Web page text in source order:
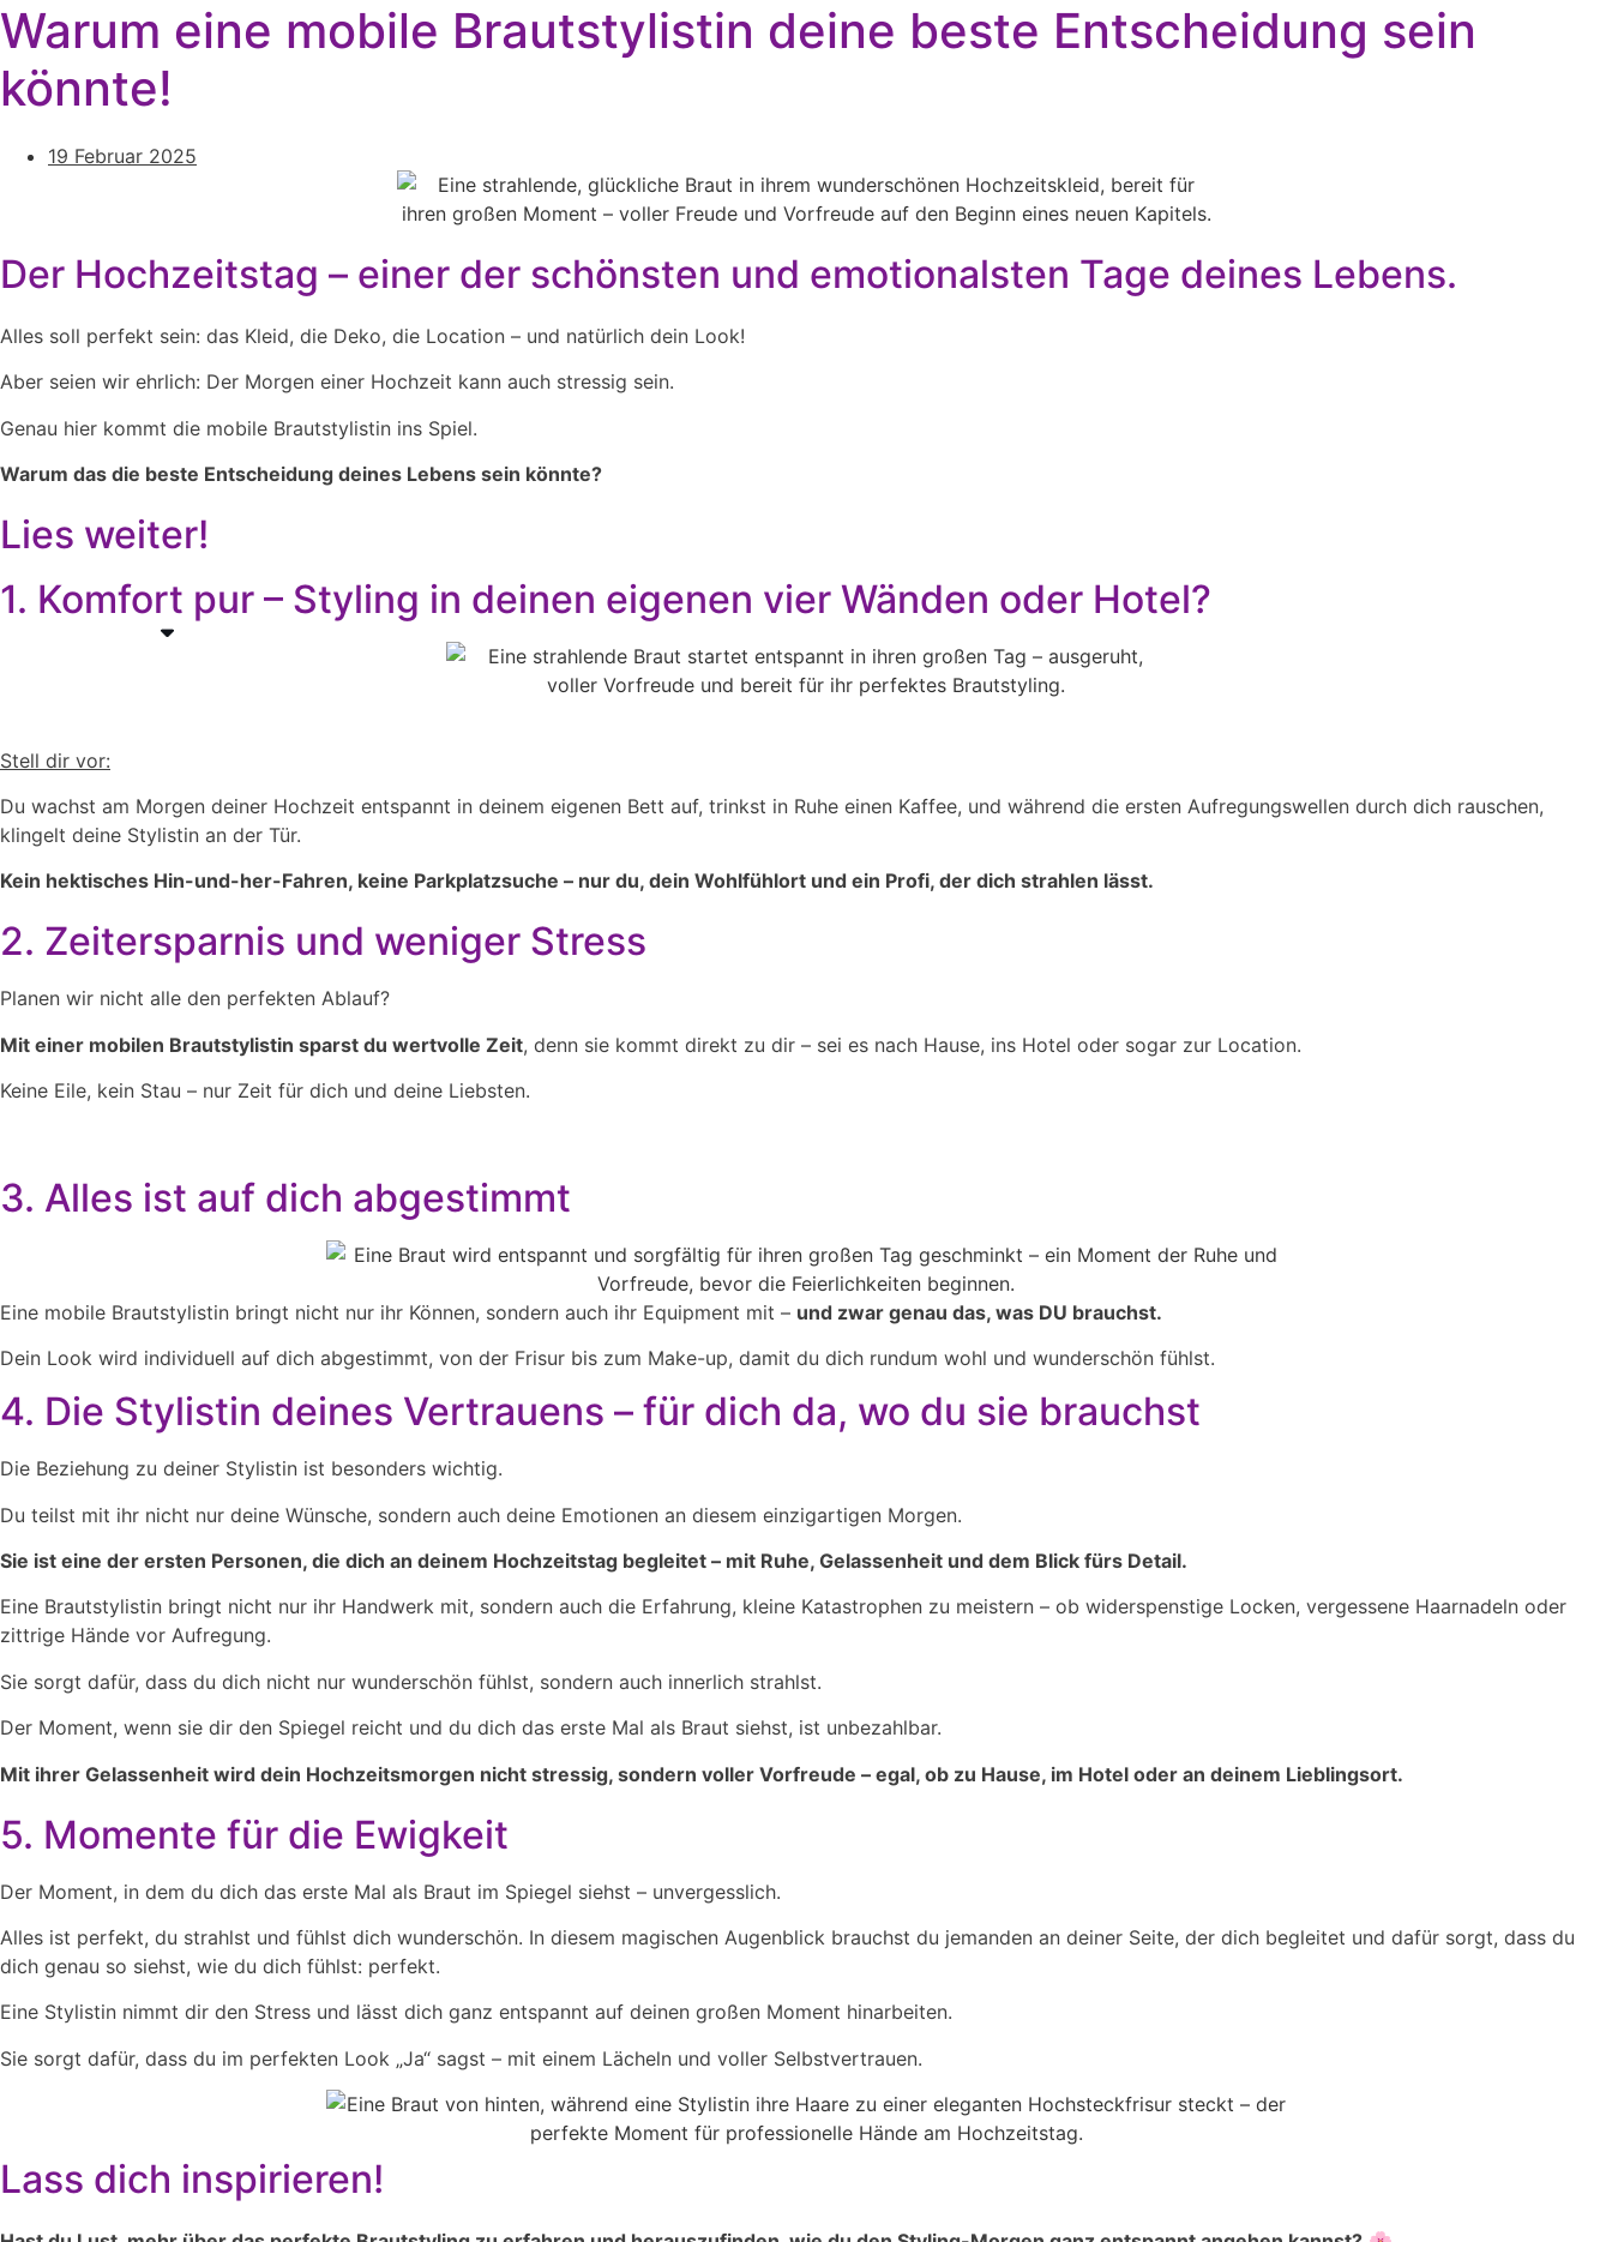
Warum eine mobile Brautstylistin deine beste Entscheidung sein
könnte!
19 Februar 2025
Der Hochzeitstag – einer der schönsten und emotionalsten Tage deines Lebens.
Alles soll perfekt sein: das Kleid, die Deko, die Location – und natürlich dein Look!
Aber seien wir ehrlich: Der Morgen einer Hochzeit kann auch stressig sein.
Genau hier kommt die mobile Brautstylistin ins Spiel.
Warum das die beste Entscheidung deines Lebens sein könnte?
Lies weiter!
1. Komfort pur – Styling in deinen eigenen vier Wänden oder Hotel?
Stell dir vor:
Du wachst am Morgen deiner Hochzeit entspannt in deinem eigenen Bett auf, trinkst in Ruhe einen Kaffee, und während die ersten Aufregungswellen durch dich rauschen,
klingelt deine Stylistin an der Tür.
Kein hektisches Hin-und-her-Fahren, keine Parkplatzsuche – nur du, dein Wohlfühlort und ein Profi, der dich strahlen lässt.
2. Zeitersparnis und weniger Stress
Planen wir nicht alle den perfekten Ablauf?
Mit einer mobilen Brautstylistin sparst du wertvolle Zeit, denn sie kommt direkt zu dir – sei es nach Hause, ins Hotel oder sogar zur Location.
Keine Eile, kein Stau – nur Zeit für dich und deine Liebsten.
3. Alles ist auf dich abgestimmt
Eine mobile Brautstylistin bringt nicht nur ihr Können, sondern auch ihr Equipment mit – und zwar genau das, was DU brauchst.
Dein Look wird individuell auf dich abgestimmt, von der Frisur bis zum Make-up, damit du dich rundum wohl und wunderschön fühlst.
4. Die Stylistin deines Vertrauens – für dich da, wo du sie brauchst
Die Beziehung zu deiner Stylistin ist besonders wichtig.
Du teilst mit ihr nicht nur deine Wünsche, sondern auch deine Emotionen an diesem einzigartigen Morgen.
Sie ist eine der ersten Personen, die dich an deinem Hochzeitstag begleitet – mit Ruhe, Gelassenheit und dem Blick fürs Detail.
Eine Brautstylistin bringt nicht nur ihr Handwerk mit, sondern auch die Erfahrung, kleine Katastrophen zu meistern – ob widerspenstige Locken, vergessene Haarnadeln oder
zittrige Hände vor Aufregung.
Sie sorgt dafür, dass du dich nicht nur wunderschön fühlst, sondern auch innerlich strahlst.
Der Moment, wenn sie dir den Spiegel reicht und du dich das erste Mal als Braut siehst, ist unbezahlbar.
Mit ihrer Gelassenheit wird dein Hochzeitsmorgen nicht stressig, sondern voller Vorfreude – egal, ob zu Hause, im Hotel oder an deinem Lieblingsort.
5. Momente für die Ewigkeit
Der Moment, in dem du dich das erste Mal als Braut im Spiegel siehst – unvergesslich.
Alles ist perfekt, du strahlst und fühlst dich wunderschön. In diesem magischen Augenblick brauchst du jemanden an deiner Seite, der dich begleitet und dafür sorgt, dass du
dich genau so siehst, wie du dich fühlst: perfekt.
Eine Stylistin nimmt dir den Stress und lässt dich ganz entspannt auf deinen großen Moment hinarbeiten.
Sie sorgt dafür, dass du im perfekten Look „Ja“ sagst – mit einem Lächeln und voller Selbstvertrauen.
Lass dich inspirieren!